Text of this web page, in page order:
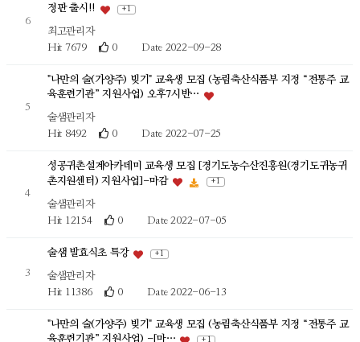
6
정판 출시!!
+ 1
최고관리자
Hit 7679
0 Date 2022-09-28
5
"나만의 술(가양주) 빚기" 교육생 모집 (농림축산식품부 지정 “전통주 교
육훈련기관” 지원사업) 오후7시반…
술샘관리자
Hit 8492
0 Date 2022-07-25
4
성공귀촌설계아카데미 교육생 모집 [경기도농수산진흥원(경기도귀농귀
촌지원센터) 지원사업]-마감
+ 1
술샘관리자
Hit 12154
0 Date 2022-07-05
3
술샘 발효식초 특강 + 1
술샘관리자
Hit 11386
0 Date 2022-06-13
"나만의 술(가양주) 빚기" 교육생 모집 (농림축산식품부 지정 “전통주 교
육훈련기관” 지원사업) -[마…
+ 1